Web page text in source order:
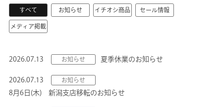
すべて お知らせ イチオシ商品 セール情報
メディア掲載
2026.07.13 お知らせ 夏季休業のお知らせ
2026.07.13 お知らせ
8月6日(木) 新潟支店移転のお知らせ